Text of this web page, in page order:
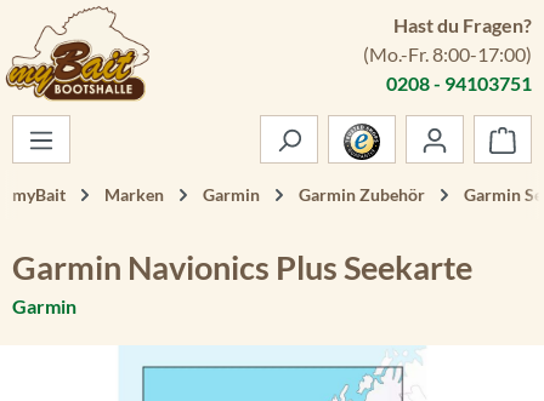
Zum Hauptinhalt springen
Hast du Fragen?
(Mo.-Fr. 8:00-17:00)
0208 - 94103751
myBait Marken Garmin Garmin Zubehör Garmin
Garmin Navionics Plus Seekarte
Garmin